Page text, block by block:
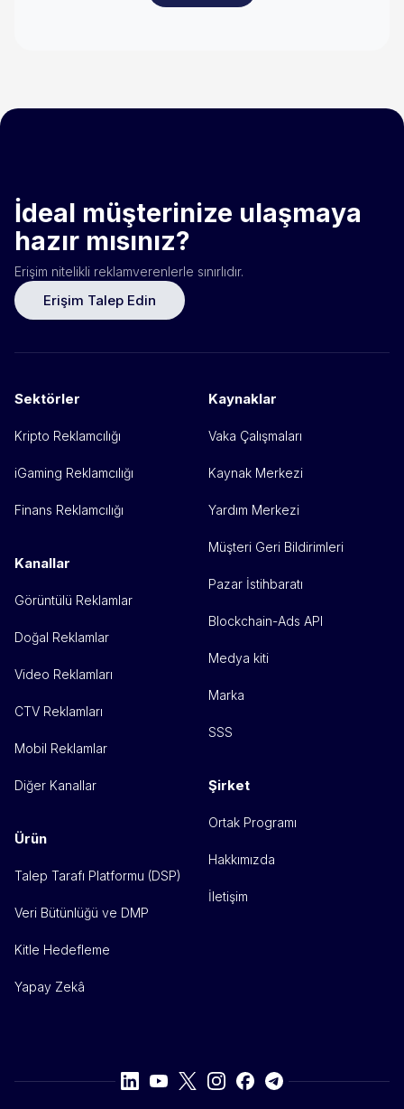
İdeal müşterinize ulaşmaya
hazır mısınız?
Erişim nitelikli reklamverenlerle sınırlıdır.
Erişim Talep Edin
Sektörler
Kripto Reklamcılığı
iGaming Reklamcılığı
Finans Reklamcılığı
Kanallar
Görüntülü Reklamlar
Doğal Reklamlar
Video Reklamları
CTV Reklamları
Mobil Reklamlar
Diğer Kanallar
Ürün
Talep Tarafı Platformu (DSP)
Veri Bütünlüğü ve DMP
Kitle Hedefleme
Yapay Zekâ
Kaynaklar
Vaka Çalışmaları
Kaynak Merkezi
Yardım Merkezi
Müşteri Geri Bildirimleri
Pazar İstihbaratı
Blockchain-Ads API
Medya kiti
Marka
SSS
Şirket
Ortak Programı
Hakkımızda
İletişim